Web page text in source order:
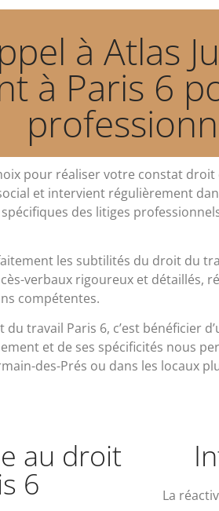
à Atlas
à Paris 6
pour réaliser votre constat
et intervient régulièrement
des litiges
les subtilités du droit du
verbaux rigoureux et détaillés,
compétentes.
travail Paris 6, c’est bénéficier
et de ses spécificités nous
des-Prés ou dans les locaux
au droit
6
La